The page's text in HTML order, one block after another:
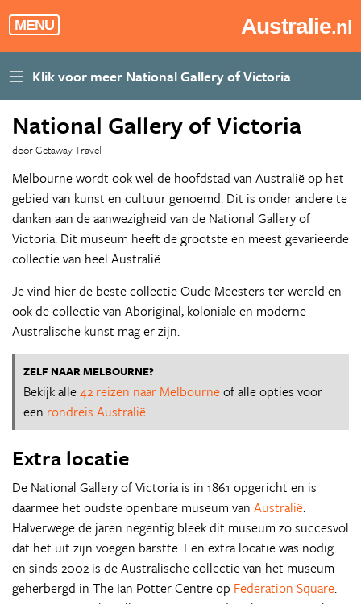
MENU Australie.nl
National Gallery of Victoria
door Getaway Travel
Melbourne wordt ook wel de hoofdstad van Australië op het
gebied van kunst en cultuur genoemd. Dit is onder andere te
danken aan de aanwezigheid van de National Gallery of
Victoria. Dit museum heeft de grootste en meest gevarieerde
collectie van heel Australië.
Je vind hier de beste collectie Oude Meesters ter wereld en
ook de collectie van Aboriginal, koloniale en moderne
Australische kunst mag er zijn.
ZELF NAAR MELBOURNE?
Bekijk alle42 reizen naar Melbourneof alle opties voor
een rondreis Australië
Extra locatie
De National Gallery of Victoria is in 1861 opgericht en is
daarmee het oudste openbare museum van Australië.
Halverwege de jaren negentig bleek dit museum zo succesvol
dat het uit zijn voegen barstte. Een extra locatie was nodig
en sinds 2002 is de Australische collectie van het museum
geherbergd in The Ian Potter Centre op Federation Square.